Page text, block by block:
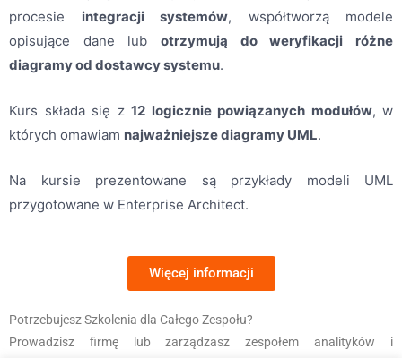
procesie integracji systemów, współtworzą modele
opisujące dane lub otrzymują do weryfikacji różne
diagramy od dostawcy systemu.
Kurs składa się z 12 logicznie powiązanych modułów, w
których omawiam najważniejsze diagramy UML.
Na kursie prezentowane są przykłady modeli UML
przygotowane w Enterprise Architect.
Więcej informacji
Potrzebujesz Szkolenia dla Całego Zespołu?
Prowadzisz firmę lub zarządzasz zespołem analityków i